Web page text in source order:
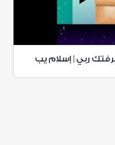
ربي | إسلام يب